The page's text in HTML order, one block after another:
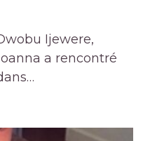
Ijewere,
a rencontré